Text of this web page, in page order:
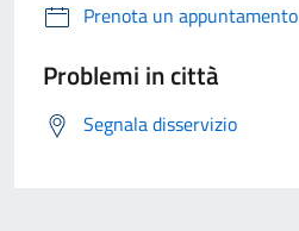
Prenota un appuntamento
Problemi in città
Segnala disservizio